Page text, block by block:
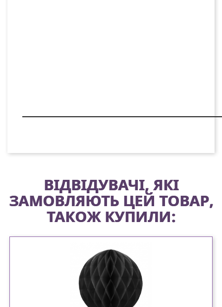
ВІДВІДУВАЧІ, ЯКІ
ЗАМОВЛЯЮТЬ ЦЕЙ ТОВАР,
ТАКОЖ КУПИЛИ: